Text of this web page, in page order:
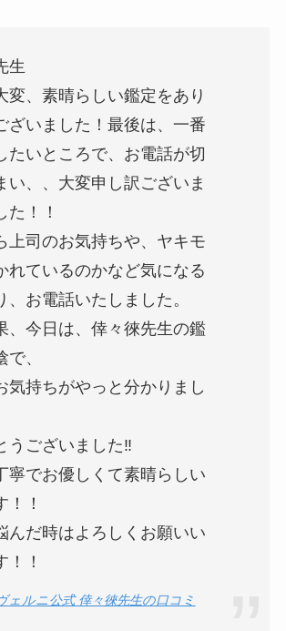
生
変、素晴らしい鑑定をあり
ざいました！最後は、一番
たいところで、お電話が切
い、、大変申し訳ございま
た！！
上司のお気持ちや、ヤキモ
れているのかなど気になる
、お電話いたしました。
、今日は、倖々徠先生の鑑
、
気持ちがやっと分かりまし
うございました‼️
寧でお優しくて素晴らしい
！！
んだ時はよろしくお願いい
！！
ェルニ公式 倖々徠先生の口コミ